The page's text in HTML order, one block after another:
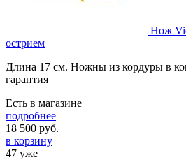
Нож
острием
Длина 17 см. Ножны из кордуры в
гарантия
Есть в магазине
подробнее
18 500 руб.
в корзину
47 уже